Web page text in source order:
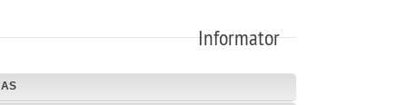
Informator